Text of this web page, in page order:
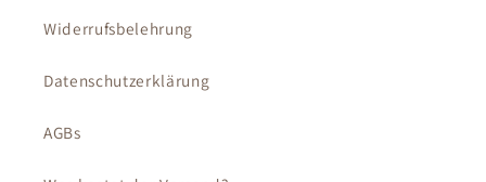
Widerrufsbelehrung
Datenschutzerklärung
AGBs